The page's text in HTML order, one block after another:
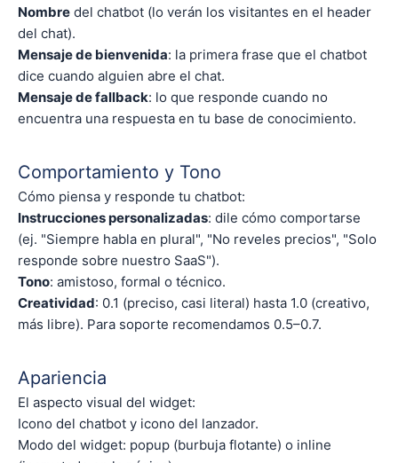
Nombre del chatbot (lo verán los visitantes en el header
del chat).
Mensaje de bienvenida: la primera frase que el chatbot
dice cuando alguien abre el chat.
Mensaje de fallback: lo que responde cuando no
encuentra una respuesta en tu base de conocimiento.
Comportamiento y Tono
Cómo piensa y responde tu chatbot:
Instrucciones personalizadas: dile cómo comportarse
(ej. "Siempre habla en plural", "No reveles precios", "Solo
responde sobre nuestro SaaS").
Tono: amistoso, formal o técnico.
Creatividad: 0.1 (preciso, casi literal) hasta 1.0 (creativo,
más libre). Para soporte recomendamos 0.5–0.7.
Apariencia
El aspecto visual del widget:
Icono del chatbot y icono del lanzador.
Modo del widget: popup (burbuja flotante) o inline